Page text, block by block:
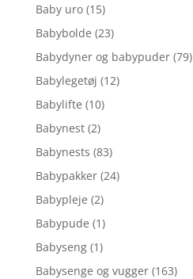
Baby uro (15)
Babybolde (23)
Babydyner og babypuder (79)
Babylegetøj (12)
Babylifte (10)
Babynest (2)
Babynests (83)
Babypakker (24)
Babypleje (2)
Babypude (1)
Babyseng (1)
Babysenge og vugger (163)